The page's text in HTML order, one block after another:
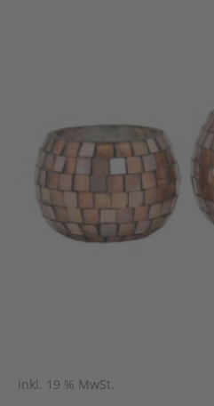
inkl. 19 % MwSt.